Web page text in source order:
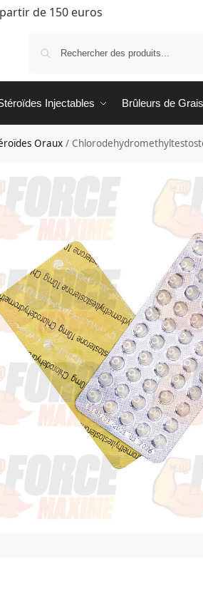
de 150 euros
Injectables Brûleurs de
Oraux /